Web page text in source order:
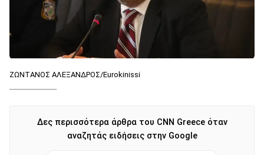
ΖΩΝΤΑΝΟΣ ΑΛΕΞΑΝΔΡΟΣ/Eurokinissi
Δες περισσότερα άρθρα του CNN Greece όταν
αναζητάς ειδήσεις στην Google